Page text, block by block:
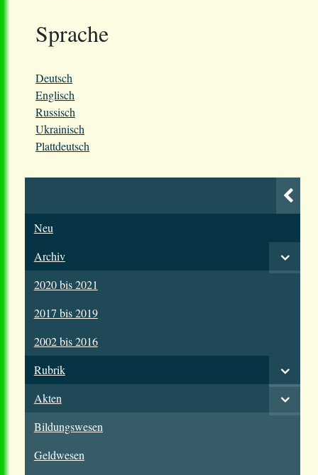
Sprache
Deutsch
Englisch
Russisch
Ukrainisch
Plattdeutsch
Neu
Archiv
2020 bis 2021
2017 bis 2019
2002 bis 2016
Rubrik
Akten
Bildungswesen
Geldwesen